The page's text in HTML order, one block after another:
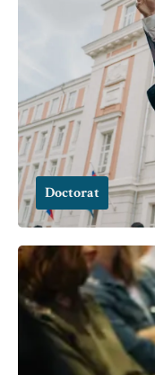
Doctorat